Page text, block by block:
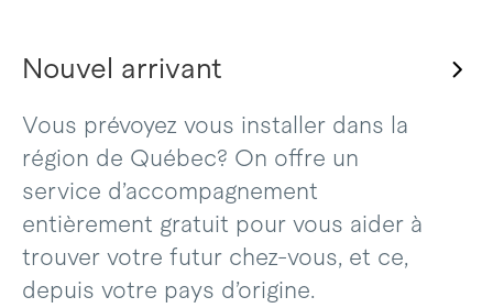
Nouvel arrivant
Vous prévoyez vous installer dans la
région de Québec? On offre un
service d’accompagnement
entièrement gratuit pour vous aider à
trouver votre futur chez-vous, et ce,
depuis votre pays d’origine.